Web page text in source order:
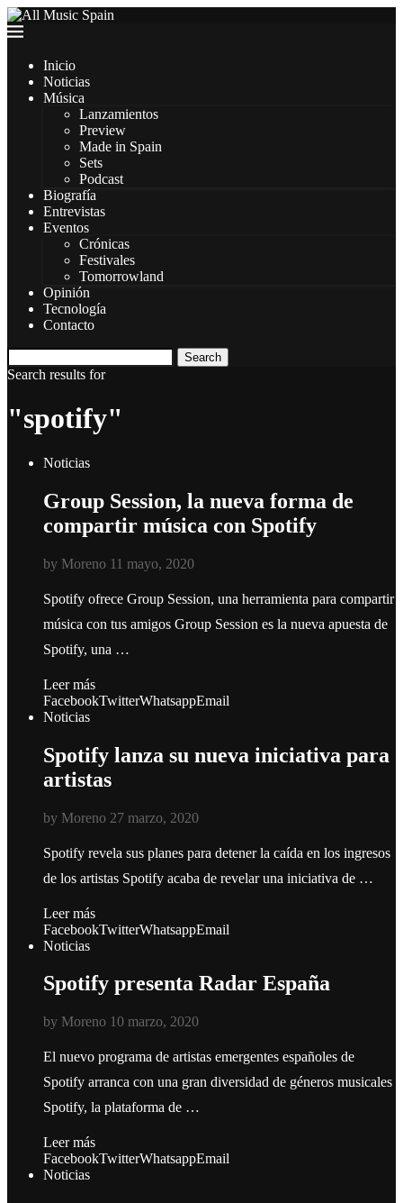
Inicio
Noticias
Música
Lanzamientos
Preview
Made in Spain
Sets
Podcast
Biografía
Entrevistas
Eventos
Crónicas
Festivales
Tomorrowland
Opinión
Tecnología
Contacto
Search
Search results for
"spotify"
Noticias
Group Session, la nueva forma de
compartir música con Spotify
by Moreno 11 mayo, 2020
Spotify ofrece Group Session, una herramienta para compartir
música con tus amigos Group Session es la nueva apuesta de
Spotify, una …
Leer más
FacebookTwitterWhatsappEmail
Noticias
Spotify lanza su nueva iniciativa para
artistas
by Moreno 27 marzo, 2020
Spotify revela sus planes para detener la caída en los ingresos
de los artistas Spotify acaba de revelar una iniciativa de …
Leer más
FacebookTwitterWhatsappEmail
Noticias
Spotify presenta Radar España
by Moreno 10 marzo, 2020
El nuevo programa de artistas emergentes españoles de
Spotify arranca con una gran diversidad de géneros musicales
Spotify, la plataforma de …
Leer más
FacebookTwitterWhatsappEmail
Noticias